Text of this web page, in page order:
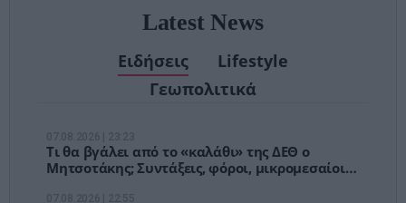
Latest News
Ειδήσεις
Lifestyle
Γεωπολιτικά
Τι θα βγάλει από το «καλάθι» της ΔΕΘ ο
Μητσοτάκης; Συντάξεις, φόροι, μικρομεσαίοι